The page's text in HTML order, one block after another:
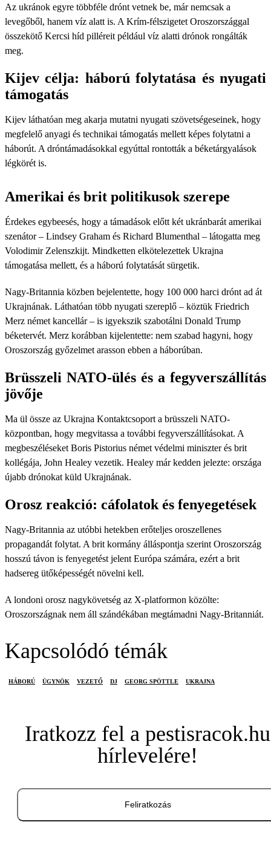
Az ukránok egyre többféle drónt vetnek be, már nemcsak a
levegőből, hanem víz alatt is. A Krím-félszigetet Oroszországgal
összekötő Kercsi híd pilléreit például víz alatti drónok rongálták
meg.
Kijev célja: háború folytatása és nyugati
támogatás
Kijev láthatóan meg akarja mutatni nyugati szövetségeseinek, hogy
megfelelő anyagi és technikai támogatás mellett képes folytatni a
háborút. A dróntámadásokkal egyúttal rontották a béketárgyalások
légkörét is.
Amerikai és brit politikusok szerepe
Érdekes egybeesés, hogy a támadások előtt két ukránbarát amerikai
szenátor – Lindsey Graham és Richard Blumenthal – látogatta meg
Volodimir Zelenszkijt. Mindketten elkötelezettek Ukrajna
támogatása mellett, és a háború folytatását sürgetik.
Nagy-Britannia közben bejelentette, hogy 100 000 harci drónt ad át
Ukrajnának. Láthatóan több nyugati szereplő – köztük Friedrich
Merz német kancellár – is igyekszik szabotálni Donald Trump
béketervét. Merz korábban kijelentette: nem szabad hagyni, hogy
Oroszország győzelmet arasson ebben a háborúban.
Brüsszeli NATO-ülés és a fegyverszállítás
jövője
Ma ül össze az Ukrajna Kontaktcsoport a brüsszeli NATO-
központban, hogy megvitassa a további fegyverszállításokat. A
megbeszéléseket Boris Pistorius német védelmi miniszter és brit
kollégája, John Healey vezetik. Healey már kedden jelezte: országa
újabb drónokat küld Ukrajnának.
Orosz reakció: cáfolatok és fenyegetések
Nagy-Britannia az utóbbi hetekben erőteljes oroszellenes
propagandát folytat. A brit kormány álláspontja szerint Oroszország
hosszú távon is fenyegetést jelent Európa számára, ezért a brit
hadsereg ütőképességét növelni kell.
A londoni orosz nagykövetség az X-platformon közölte:
Oroszországnak nem áll szándékában megtámadni Nagy-Britanniát.
Kapcsolódó témák
HÁBORÚ ÜGYNÖK VEZETŐ DJ GEORG SPÖTTLE UKRAJNA
Iratkozz fel a pestisracok.hu
hírlevelére!
Feliratkozás